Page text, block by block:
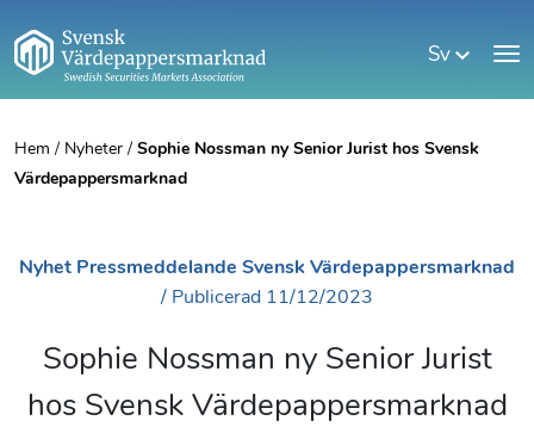
Sv
Hem / Nyheter / Sophie Nossman ny Senior Jurist hos Svensk
Värdepappersmarknad
Nyhet Pressmeddelande Svensk Värdepappersmarknad
/ Publicerad 11/12/2023
Sophie Nossman ny Senior Jurist
hos Svensk Värdepappersmarknad